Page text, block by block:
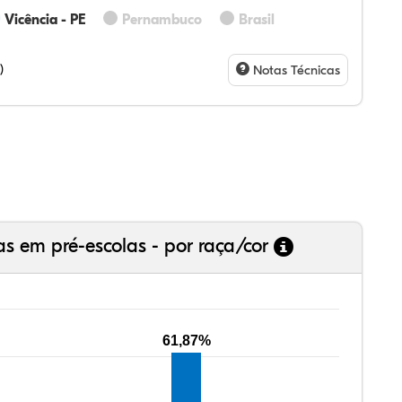
Vicência - PE Pernambuco Brasil
Notas Técnicas
em pré-escolas - por raça/cor
61,87%